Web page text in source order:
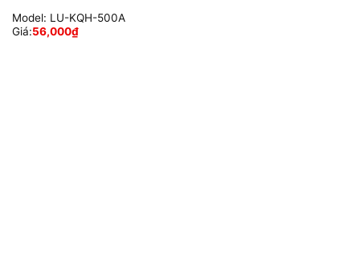
Model: LU-KQH-500A
Giá:56,000₫